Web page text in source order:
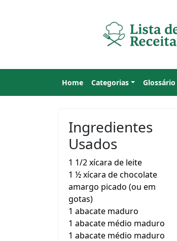
Home Categorias
Ingredientes
Usados
1 1/2 xícara de leite
1 ½ xícara de chocolate
amargo picado (ou em
gotas)
1 abacate maduro
1 abacate médio maduro
1 abacate médio maduro